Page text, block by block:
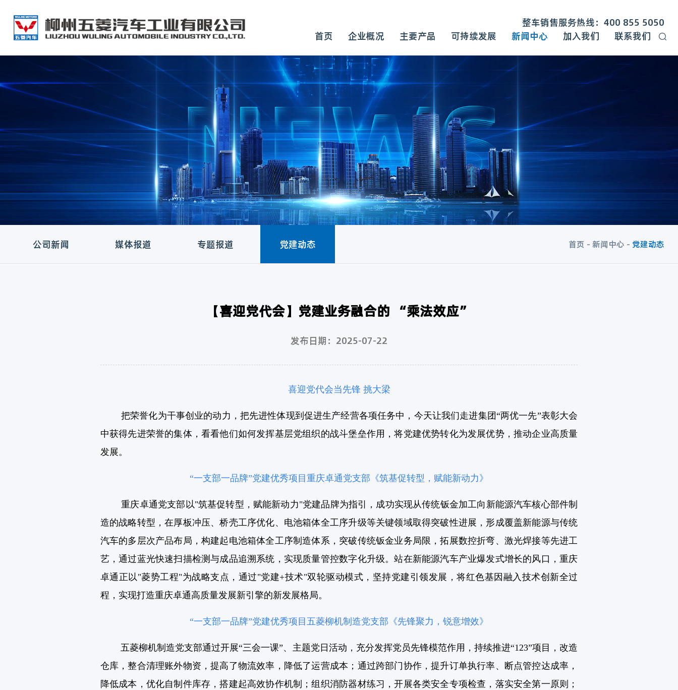
整车销售服务热线：400 855 5050
首页
企业概况 主要产品 可持续发展 新闻中心 加入我们 联系我们
首页 -新闻中心 - 党建动态
公司新闻 媒体报道 专题报道 党建动态
【喜迎党代会】党建业务融合的 “乘法效应”
发布日期：2025-07-22
喜迎党代会当先锋 挑大梁
把荣誉化为干事创业的动力，把先进性体现到促进生产经营各项任务中，今天让我们走进集团“两优一先”表彰大会
中获得先进荣誉的集体，看看他们如何发挥基层党组织的战斗堡垒作用，将党建优势转化为发展优势，推动企业高质量
发展。
“一支部一品牌”党建优秀项目重庆卓通党支部《筑基促转型，赋能新动力》
重庆卓通党支部以"筑基促转型，赋能新动力"党建品牌为指引，成功实现从传统钣金加工向新能源汽车核心部件制
造的战略转型，在厚板冲压、桥壳工序优化、电池箱体全工序升级等关键领域取得突破性进展，形成覆盖新能源与传统
汽车的多层次产品布局，构建起电池箱体全工序制造体系，突破传统钣金业务局限，拓展数控折弯、激光焊接等先进工
艺，通过蓝光快速扫描检测与成品追溯系统，实现质量管控数字化升级。站在新能源汽车产业爆发式增长的风口，重庆
卓通正以"菱势工程"为战略支点，通过"党建+技术"双轮驱动模式，坚持党建引领发展，将红色基因融入技术创新全过
程，实现打造重庆卓通高质量发展新引擎的新发展格局。
“一支部一品牌”党建优秀项目五菱柳机制造党支部《先锋聚力，锐意增效》
五菱柳机制造党支部通过开展“三会一课”、主题党日活动，充分发挥党员先锋模范作用，持续推进“123”项目，改造
仓库，整合清理账外物资，提高了物流效率，降低了运营成本；通过跨部门协作，提升订单执行率、断点管控达成率，
降低成本，优化自制件库存，搭建起高效协作机制；组织消防器材练习，开展各类安全专项检查，落实安全第一原则；